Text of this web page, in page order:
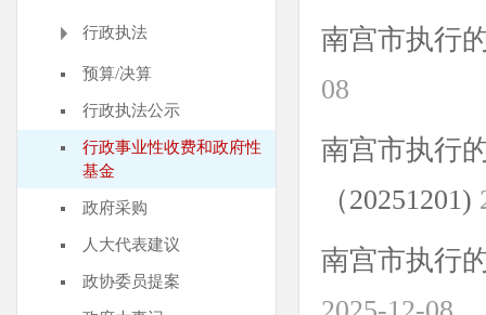
行政执法
预算/决算
行政执法公示
行政事业性收费和政府性
基金
政府采购
人大代表建议
政协委员提案
南宫市执行
08
南宫市执行
（20251201)
南宫市执行